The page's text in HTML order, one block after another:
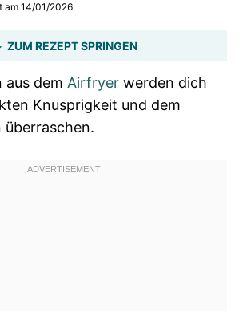
am 14/01/2026
ZUM REZEPT SPRINGEN
dem Airfryer werden dich
Knusprigkeit und dem